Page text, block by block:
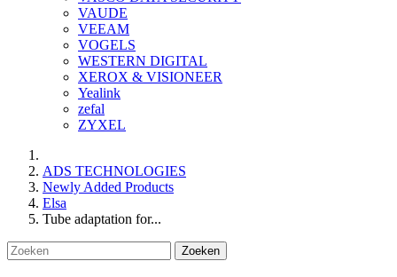
VAUDE
VEEAM
VOGELS
WESTERN DIGITAL
XEROX & VISIONEER
Yealink
zefal
ZYXEL
ADS TECHNOLOGIES
Newly Added Products
Elsa
Tube adaptation for...
Zoeken